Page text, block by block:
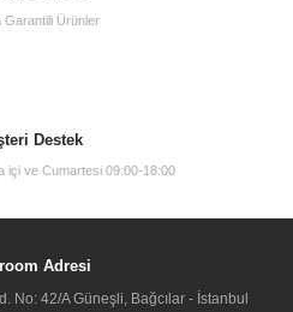
Garantili Ürünler
Destek
içi ve Cumartesi 09:00-18:00
Adresi
No: 42/A Güneşli, Bağcılar - İstanbul